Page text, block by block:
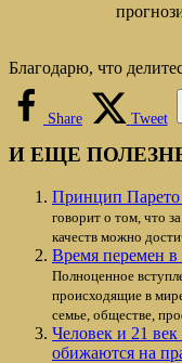
Благодарю, что
Share Tweet
И ЕЩЕ
Принцип Парето
говорит о том, что
качеств можно
Время перемен
Полноценное
происходящие в
семье, обществе,
Человек и 21
обижаются на